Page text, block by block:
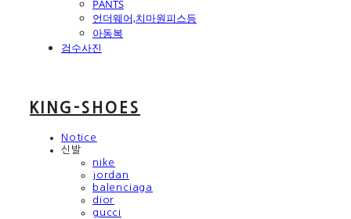
PANTS
언더웨어,치마원피스등
아동복
검수사진
KING-SHOES
Notice
신발
nike
jordan
balenciaga
dior
gucci